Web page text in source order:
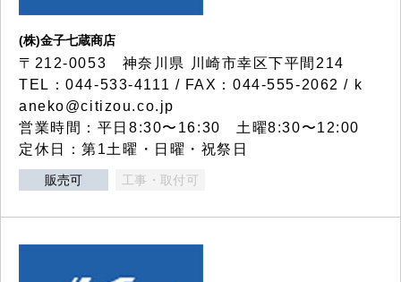
(株)金子七蔵商店
〒212-0053 神奈川県 川崎市幸区下平間214
TEL：044-533-4111 / FAX：044-555-2062 / k
aneko@citizou.co.jp
営業時間：平日8:30〜16:30 土曜8:30〜12:00
定休日：第1土曜・日曜・祝祭日
販売可 工事・取付可